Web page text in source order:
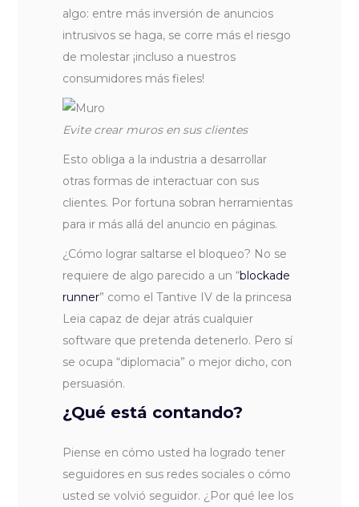
algo: entre más inversión de anuncios
intrusivos se haga, se corre más el riesgo
de molestar ¡incluso a nuestros
consumidores más fieles!
Evite crear muros en sus clientes
Esto obliga a la industria a desarrollar
otras formas de interactuar con sus
clientes. Por fortuna sobran herramientas
para ir más allá del anuncio en páginas.
¿Cómo lograr saltarse el bloqueo? No se
requiere de algo parecido a un “blockade
runner” como el Tantive IV de la princesa
Leia capaz de dejar atrás cualquier
software que pretenda detenerlo. Pero sí
se ocupa “diplomacia” o mejor dicho, con
persuasión.
¿Qué está contando?
Piense en cómo usted ha logrado tener
seguidores en sus redes sociales o cómo
usted se volvió seguidor. ¿Por qué lee los